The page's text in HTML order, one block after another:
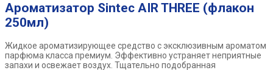
Ароматизатор Sintec AIR THREE (флакон
250мл)
Жидкое ароматизирующее средство с эксклюзивным ароматом
парфюма класса премиум. Эффективно устраняет неприятные
запахи и освежает воздух. Тщательно подобранная